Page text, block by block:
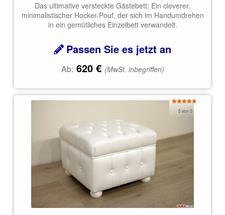
Das ultimative versteckte Gästebett: Ein cleverer,
minimalistischer Hocker-Pouf, der sich im Handumdrehen
in ein gemütliches Einzelbett verwandelt.
Passen Sie es jetzt an
Ab: 620 € (MwSt. inbegriffen)
5 von 5